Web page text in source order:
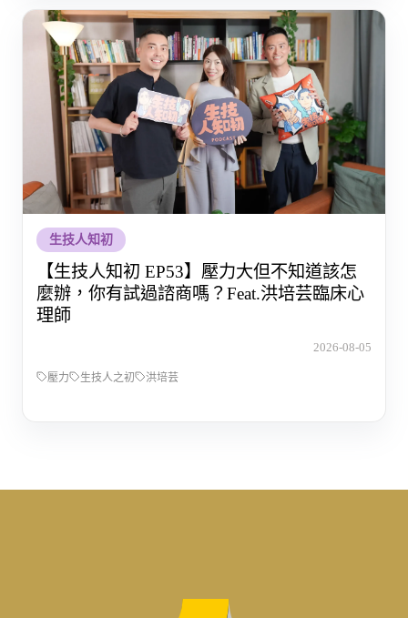
生技人知初
【生技人知初 EP53】壓力大但不知道該怎
麼辦，你有試過諮商嗎？Feat.洪培芸臨床心
理師
2026-08-05
壓力 生技人之初 洪培芸